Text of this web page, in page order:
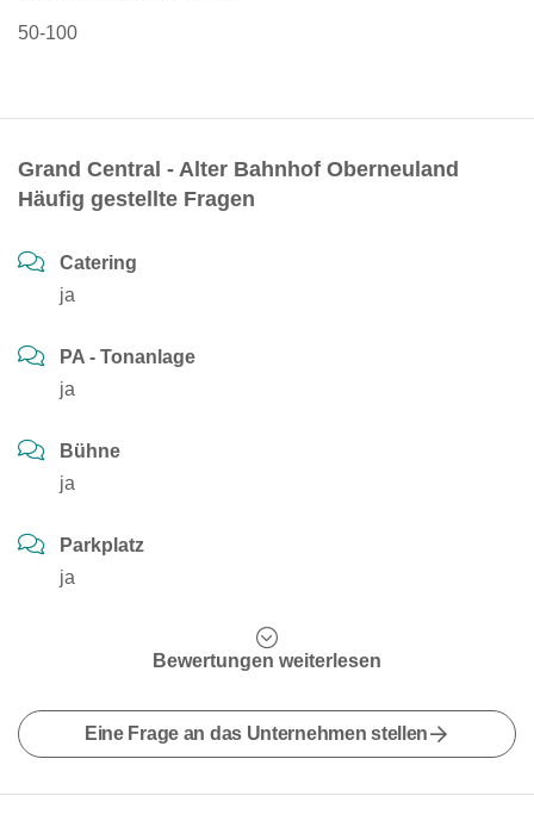
50-100
Grand Central - Alter Bahnhof Oberneuland
Häufig gestellte Fragen
Catering
ja
PA - Tonanlage
ja
Bühne
ja
Parkplatz
ja
Bewertungen weiterlesen
Eine Frage an das Unternehmen stellen